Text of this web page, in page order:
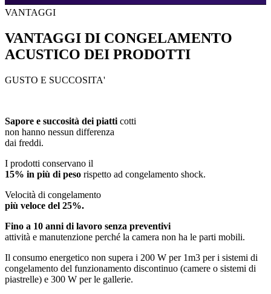
VANTAGGI
VANTAGGI DI CONGELAMENTO
ACUSTICO DEI PRODOTTI
GUSTO E SUCCOSITA'
Sapore e succosità dei piatti cotti
non hanno nessun differenza
dai freddi.
I prodotti conservano il
15% in più di peso rispetto ad congelamento shock.
Velocità di congelamento
più veloce del 25%.
Fino a 10 anni di lavoro senza preventivi
attività e manutenzione perché la camera non ha le parti mobili.
Il consumo energetico non supera i 200 W per 1m3 per i sistemi di
congelamento del funzionamento discontinuo (camere o sistemi di
piastrelle) e 300 W per le gallerie.